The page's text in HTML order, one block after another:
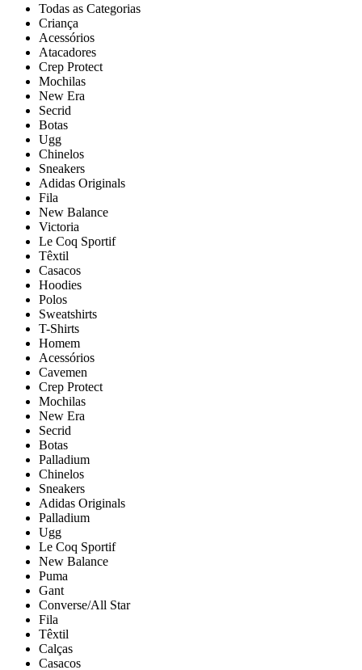
Todas as Categorias
Criança
Acessórios
Atacadores
Crep Protect
Mochilas
New Era
Secrid
Botas
Ugg
Chinelos
Sneakers
Adidas Originals
Fila
New Balance
Victoria
Le Coq Sportif
Têxtil
Casacos
Hoodies
Polos
Sweatshirts
T-Shirts
Homem
Acessórios
Cavemen
Crep Protect
Mochilas
New Era
Secrid
Botas
Palladium
Chinelos
Sneakers
Adidas Originals
Palladium
Ugg
Le Coq Sportif
New Balance
Puma
Gant
Converse/All Star
Fila
Têxtil
Calças
Casacos